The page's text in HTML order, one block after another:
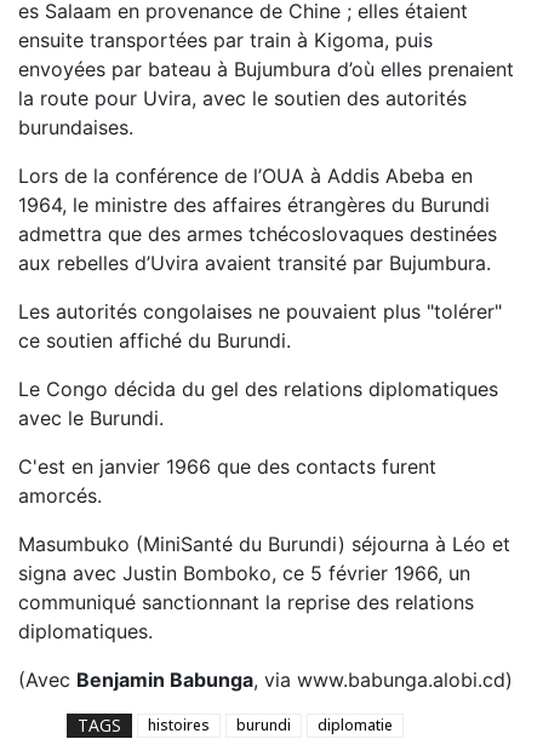
es Salaam en provenance de Chine ; elles étaient
ensuite transportées par train à Kigoma, puis
envoyées par bateau à Bujumbura d’où elles prenaient
la route pour Uvira, avec le soutien des autorités
burundaises.
Lors de la conférence de l’OUA à Addis Abeba en
1964, le ministre des affaires étrangères du Burundi
admettra que des armes tchécoslovaques destinées
aux rebelles d’Uvira avaient transité par Bujumbura.
Les autorités congolaises ne pouvaient plus "tolérer"
ce soutien affiché du Burundi.
Le Congo décida du gel des relations diplomatiques
avec le Burundi.
C'est en janvier 1966 que des contacts furent
amorcés.
Masumbuko (MiniSanté du Burundi) séjourna à Léo et
signa avec Justin Bomboko, ce 5 février 1966, un
communiqué sanctionnant la reprise des relations
diplomatiques.
(Avec Benjamin Babunga, via www.babunga.alobi.cd)
TAGS histoires burundi diplomatie